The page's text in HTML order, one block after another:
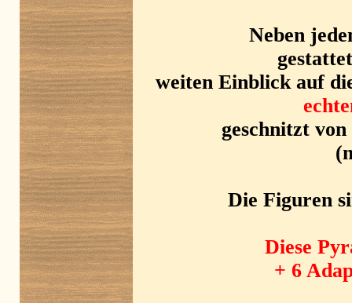
Neben
weiten Einblick auf
geschnitzt
Die Figuren
Diese
+ 6